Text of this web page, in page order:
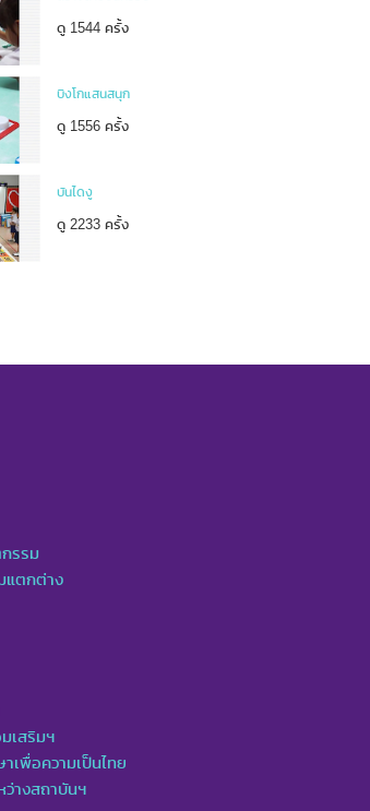
ดู 1544 ครั้ง
บิงโกแสนสนุก
ดู 1556 ครั้ง
บันไดงู
ดู 2233 ครั้ง
รรม
แตกต่าง
เสริมฯ
เพื่อความเป็นไทย
ว่างสถาบันฯ